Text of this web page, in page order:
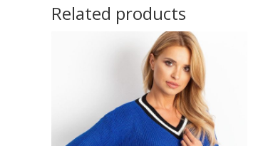
Related products